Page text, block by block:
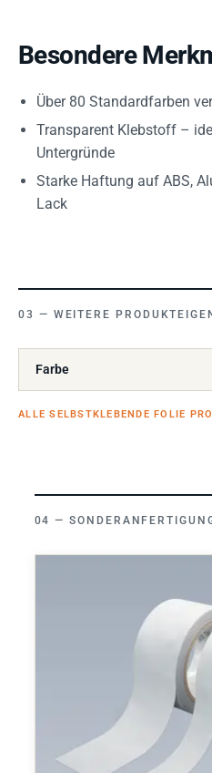
Besondere
Über 80 Standardfarben
Transparent Klebstoff –
Untergründe
Starke Haftung auf ABS,
Lack
WEITERE
Farbe
ALLE SELBSTKLEBENDE FOLIE